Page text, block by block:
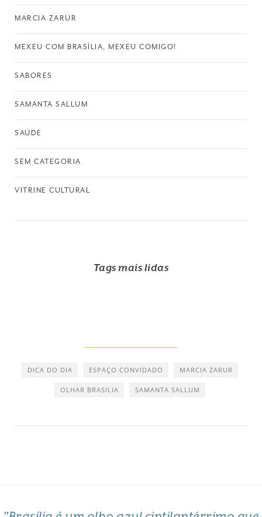
MARCIA ZARUR
MEXEU COM BRASÍLIA, MEXEU COMIGO!
SABORES
SAMANTA SALLUM
SAÚDE
SEM CATEGORIA
VITRINE CULTURAL
Tags mais lidas
DICA DO DIA ESPAÇO CONVIDADO MARCIA ZARUR
OLHAR BRASILIA SAMANTA SALLUM